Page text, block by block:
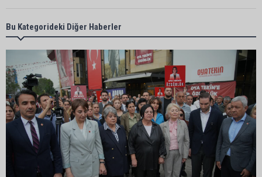
Yumurtalık Belediye Başkanı Erdinç Altıok: “Ben
bir yere gitmiyorum, partimdeyim”
ASKİ’den mikroplastik iddialarına açıklama:
“Tesis kirliliğin kaynağı değil”
Feke’de mahalle çalışmaları sahada
değerlendirildi
Bu Kategorideki Diğer Haberler